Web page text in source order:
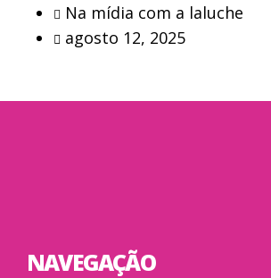
Na mídia com a laluche
agosto 12, 2025
NAVEGAÇÃO